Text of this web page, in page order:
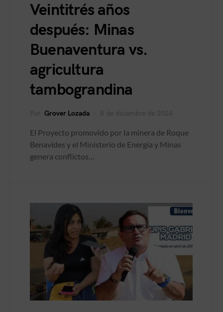
Veintitrés años
después: Minas
Buenaventura vs.
agricultura
tambograndina
Por Grover Lozada 8 de diciembre de 2024
El Proyecto promovido por la minera de Roque
Benavides y el Ministerio de Energía y Minas
genera conflictos…